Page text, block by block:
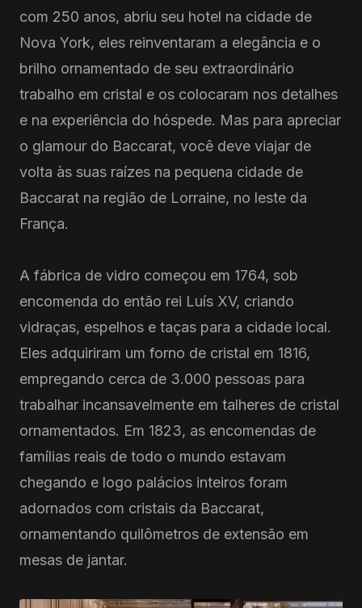
com 250 anos, abriu seu hotel na cidade de
Nova York, eles reinventaram a elegância e o
brilho ornamentado de seu extraordinário
trabalho em cristal e os colocaram nos detalhes
e na experiência do hóspede. Mas para apreciar
o glamour do Baccarat, você deve viajar de
volta às suas raízes na pequena cidade de
Baccarat na região de Lorraine, no leste da
França.
A fábrica de vidro começou em 1764, sob
encomenda do então rei Luís XV, criando
vidraças, espelhos e taças para a cidade local.
Eles adquiriram um forno de cristal em 1816,
empregando cerca de 3.000 pessoas para
trabalhar incansavelmente em talheres de cristal
ornamentados. Em 1823, as encomendas de
famílias reais de todo o mundo estavam
chegando e logo palácios inteiros foram
adornados com cristais da Baccarat,
ornamentando quilômetros de extensão em
mesas de jantar.